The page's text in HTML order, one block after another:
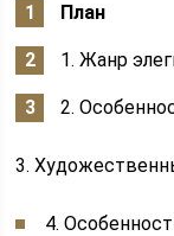
План
1. Жанр
2.
3.
4.